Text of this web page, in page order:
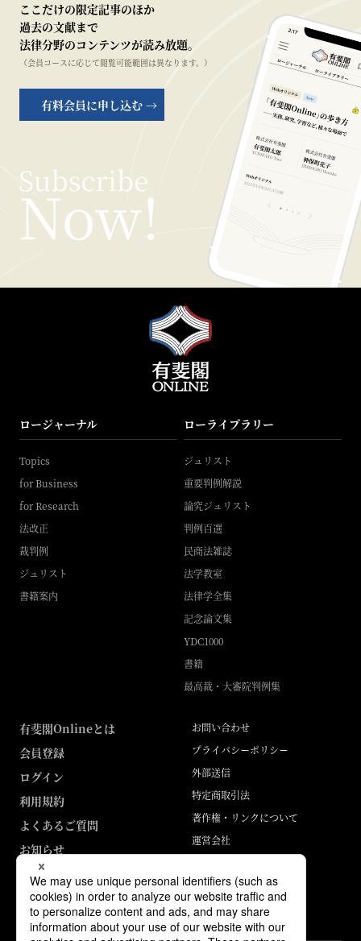
ここだけの限定記事のほか
過去の文献まで
法律分野のコンテンツが読み放題。
（会員コースに応じて閲覧可能範囲は異なります。）
有料会員に申し込む →
ロージャーナル
Topics
for Business
for Research
法改正
裁判例
ジュリスト
書籍案内
ローライブラリー
ジュリスト
重要判例解説
論究ジュリスト
判例百選
民商法雑誌
法学教室
法律学全集
記念論文集
YDC1000
書籍
最高裁・大審院判例集
有斐閣Onlineとは
会員登録
ログイン
利用規約
よくあるご質問
お知らせ
お問い合わせ
プライバシーポリシー
外部送信
特定商取引法
著作権・リンクについて
運営会社